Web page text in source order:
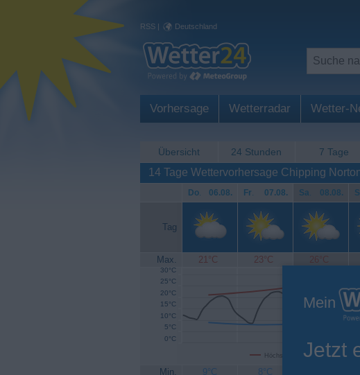
RSS | Deutschland
Vorhersage Wetterradar Wetter-
Übersicht 24 Stunden 7 Tage
14 Tage Wettervorhersage Chipping
Do. 06.08. Fr. 07.08. Sa. 08.08.
Tag
Max. 21°C 23°C 26°C
Höchsttemperatur
0°C
5°C
10°C
15°C
20°C
25°C
30°C
Min. 9°C 8°C
Mein
Jetzt